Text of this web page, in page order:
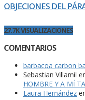
OBJECIONES DEL
27.7K VISUALIZACIONES
COMENTARIOS
barbacoa carbon
Sebastian Villamil
HOMBRE Y A MÍ
Laura Hernández